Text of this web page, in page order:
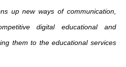
up new ways of communication,
digital educational and
them to the educational services